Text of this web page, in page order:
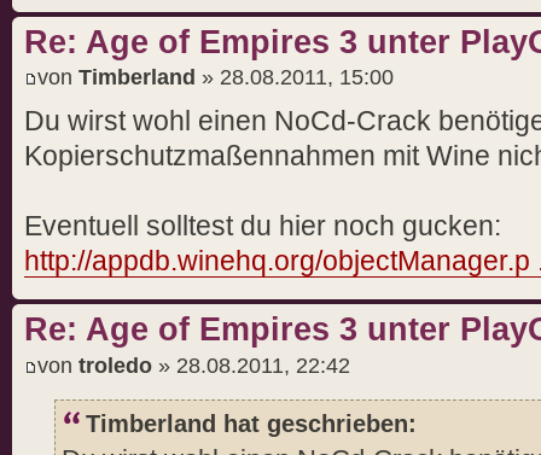
Re: Age of Empires 3 unter
von Timberland » 28.08.2011, 15:00
Du wirst wohl einen NoCd-Crack
Kopierschutzmaßennahmen mit Wine
Eventuell solltest du hier noch gucken:
http://appdb.winehq.org/objectManager.p
Re: Age of Empires 3 unter
von troledo » 28.08.2011, 22:42
Timberland hat geschrieben: